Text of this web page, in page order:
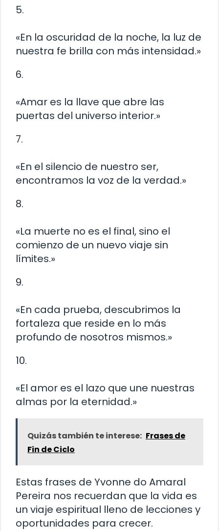
5.
«En la oscuridad de la noche, la luz de
nuestra fe brilla con más intensidad.»
6.
«Amar es la llave que abre las
puertas del universo interior.»
7.
«En el silencio de nuestro ser,
encontramos la voz de la verdad.»
8.
«La muerte no es el final, sino el
comienzo de un nuevo viaje sin
límites.»
9.
«En cada prueba, descubrimos la
fortaleza que reside en lo más
profundo de nosotros mismos.»
10.
«El amor es el lazo que une nuestras
almas por la eternidad.»
Quizás también te interese: Frases de
Fin de Ciclo
Estas frases de Yvonne do Amaral
Pereira nos recuerdan que la vida es
un viaje espiritual lleno de lecciones y
oportunidades para crecer.